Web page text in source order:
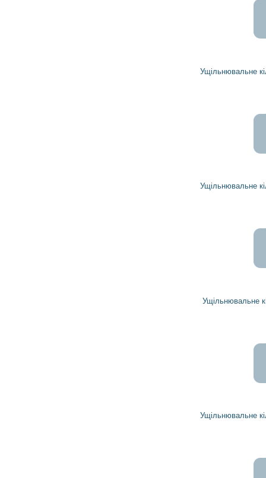
Ущільнювальне кільце 1974728 DELCO REMY
Ущільнювальне кільце 1987714 DELCO REMY
Ущільнювальне кільце 825197 DELCO REMY
Ущільнювальне кільце 1937310 DELCO REMY